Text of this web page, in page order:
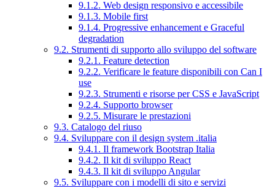
9.1.2. Web design responsivo e accessibile
9.1.3. Mobile first
9.1.4. Progressive enhancement e Graceful
degradation
9.2. Strumenti di supporto allo sviluppo del software
9.2.1. Feature detection
9.2.2. Verificare le feature disponibili con Can I
use
9.2.3. Strumenti e risorse per CSS e JavaScript
9.2.4. Supporto browser
9.2.5. Misurare le prestazioni
9.3. Catalogo del riuso
9.4. Sviluppare con il design system .italia
9.4.1. Il framework Bootstrap Italia
9.4.2. Il kit di sviluppo React
9.4.3. Il kit di sviluppo Angular
9.5. Sviluppare con i modelli di sito e servizi